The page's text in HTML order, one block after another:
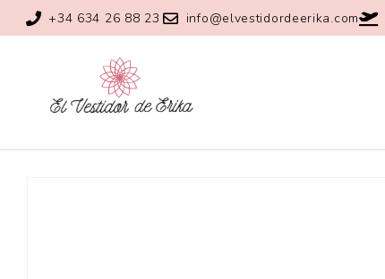
+34 634 26 88 23 info@elvestidordeerika.com